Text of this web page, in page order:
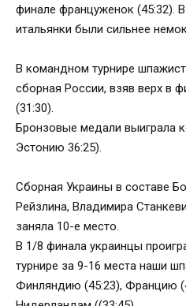
финале француженок (45:32).
итальянки были сильнее
В командном турнире
сборная России, взяв верх в
(31:30).
Бронзовые медали выиграла
Эстонию 36:25).
Сборная Украины в составе
Рейзлина, Владимира
заняла 10-е место.
В 1/8 финала украинцы
турнире за 9-16 места наши
Финляндию (45:23), Францию